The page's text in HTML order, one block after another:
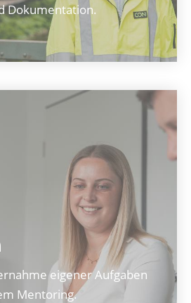
Dokumentation.
eigener Aufgaben
Mentoring.